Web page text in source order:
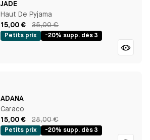
JADE
Haut De Pyjama
15,00 €
35,00 €
Petits prix -20% supp. dès 3
ADANA
Caraco
15,00 €
28,00 €
Petits prix -20% supp. dès 3